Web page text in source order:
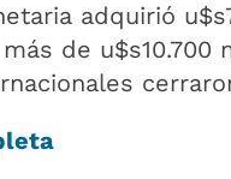
adquirió
de